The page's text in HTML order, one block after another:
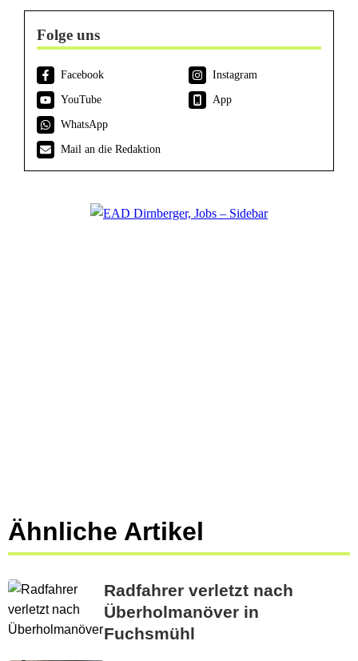
Folge uns
Facebook
Instagram
YouTube
App
WhatsApp
Mail an die Redaktion
Ähnliche Artikel
Radfahrer verletzt nach
Überholmanöver in
Fuchsmühl